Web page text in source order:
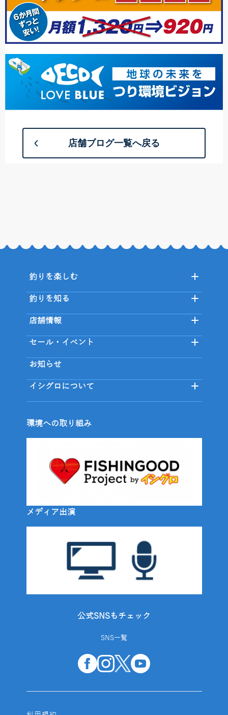
店舗ブログ一覧へ戻る
釣りを楽しむ
釣りを知る
店舗情報
セール・イベント
お知らせ
イシグロについて
環境への取り組み
メディア出演
公式SNSもチェック
SNS一覧